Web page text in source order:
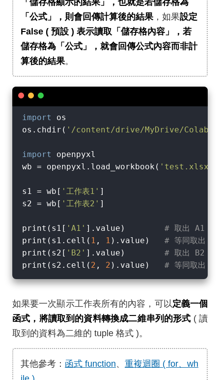
「公式」，則會回傳計算後的結果 ，如果設定
False ( 預設 ) 表示讀取「儲存格內容」，若
儲存格為「公式」，就會回傳公式內容而非計
算後的結果。
import
os
os.chdir( '/content/drive/MyDrive/Colab
import
openpyxl
wb = openpyxl.load_workbook( 'test.xlsx'
s1 = wb[ '工作表1' ]
s2 = wb[ '工作表2' ]
print(s1[ 'A1' ].value) # 取出 A1 的
print(s1.cell( 1 , 1 ).value) # 等同取出
print(s2[ 'B2' ].value) # 取出 B2 的
print(s2.cell( 2 , 2 ).value) # 等同取出
如果要一次顯示工作表所有的內容，可以定義一個
函式，將讀取到的資料轉換成二維串列的形式 ( 讀
取到的資料為二維的 tuple 格式 )。
其他參考： 函式 function、 重複迴圈 ( for、wh